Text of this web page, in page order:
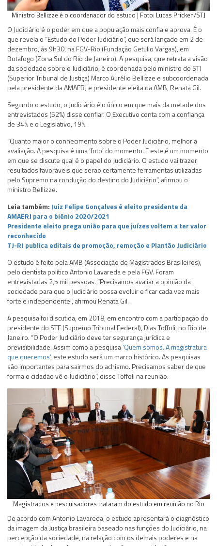
Ministro Bellizze é o coordenador do estudo | Foto: Lucas Pricken/STJ
O Judiciário é o poder em que a população mais confia e aprova. É o
que revela o “Estudo do Poder Judiciário”, que será lançado em 2 de
dezembro, às 9h30, na FGV-Rio (Fundação Getulio Vargas), em
Botafogo (Zona Sul do Rio de Janeiro). A pesquisa, que retrata a visão
da sociedade sobre o Judiciário, é coordenada pelo ministro do STJ
(Superior Tribunal de Justiça) Marco Aurélio Bellizze e subcoordenada
pela presidente da AMAERJ e presidente eleita da AMB, Renata Gil.
Segundo o estudo, o Judiciário é o único em que mais da metade dos
entrevistados (52%) disse confiar. O Executivo conta com a confiança
de 34% e o Legislativo, 19%.
“Quanto maior o conhecimento sobre o Poder Judiciário, melhor a
avaliação. A pesquisa é uma ‘foto’ do momento. E este é um momento
em que se discute qual é o papel do Judiciário. O estudo vai trazer
resultados favoráveis que serão certamente ferramentas utilizadas
pelo Supremo na condução do destino do Judiciário”, afirmou o
ministro Bellizze.
Leia também: Juiz Felipe Gonçalves é eleito presidente da
AMAERJ para o biênio 2020/2021
Presidente eleito prega união para que juízes voltem a ter valor
reconhecido
TJ-RJ publica editais de promoção, remoção e Plantão Judiciário
O estudo é feito pela AMB (Associação de Magistrados Brasileiros),
pelo cientista político Antonio Lavareda e pela FGV. Foram
entrevistadas 2,5 mil pessoas. “Precisamos avaliar a opinião da
sociedade para que o Judiciário possa evoluir e ficar cada vez mais
forte e independente”, afirmou Renata Gil.
A pesquisa foi discutida, em 2018, em encontro com a participação do
presidente do STF (Supremo Tribunal Federal), Dias Toffoli, no Rio de
Janeiro. “O Poder Judiciário deve ter segurança jurídica e
previsibilidade. Assim como a pesquisa‘Quem somos. A magistratura
que queremos’, este estudo será um marco histórico. As pesquisas
são importantes para sairmos do achismo. Precisamos saber de que
forma o cidadão vê o Judiciário”, disse Toffoli na reunião.
Magistrados e pesquisadores trataram do estudo em reunião no Rio
De acordo com Antonio Lavareda, o estudo apresentará o diagnóstico
da imagem da Justiça brasileira baseado nas funções do Judiciário, na
percepção da sociedade, na relação com os demais poderes e na